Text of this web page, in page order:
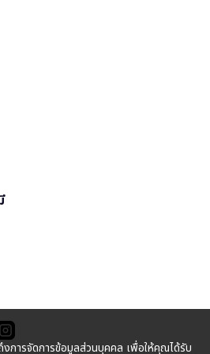
งการจัดการข้อมูลส่วนบุคคล เพื่อให้คุณได้รับ